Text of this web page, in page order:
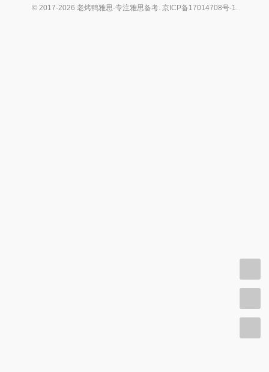
Coventry) Swanswell Centre, 5 ...
© 2017-2026 老烤鸭雅思-专注雅思备考. 京ICP备17014708号-1.